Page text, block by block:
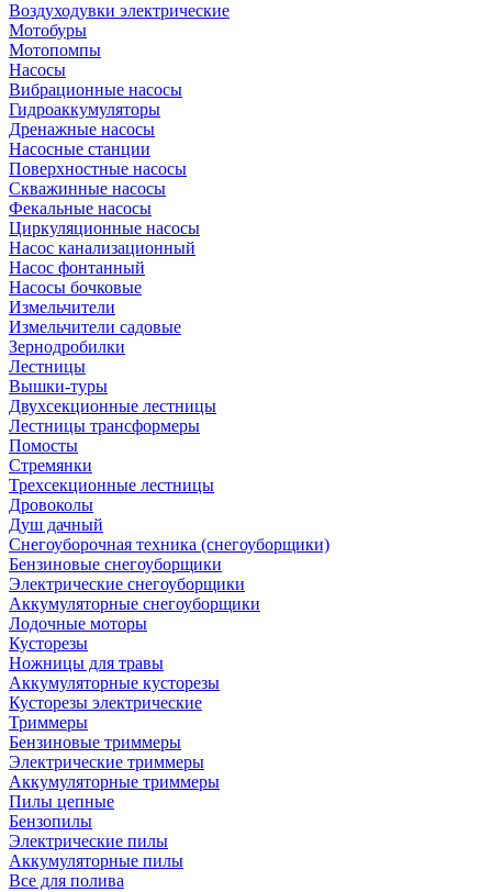
Воздуходувки электрические
Мотобуры
Мотопомпы
Насосы
Вибрационные насосы
Гидроаккумуляторы
Дренажные насосы
Насосные станции
Поверхностные насосы
Скважинные насосы
Фекальные насосы
Циркуляционные насосы
Насос канализационный
Насос фонтанный
Насосы бочковые
Измельчители
Измельчители садовые
Зернодробилки
Лестницы
Вышки-туры
Двухсекционные лестницы
Лестницы трансформеры
Помосты
Стремянки
Трехсекционные лестницы
Дровоколы
Душ дачный
Снегоуборочная техника (снегоуборщики)
Бензиновые снегоуборщики
Электрические снегоуборщики
Аккумуляторные снегоуборщики
Лодочные моторы
Кусторезы
Ножницы для травы
Аккумуляторные кусторезы
Кусторезы электрические
Триммеры
Бензиновые триммеры
Электрические триммеры
Аккумуляторные триммеры
Пилы цепные
Бензопилы
Электрические пилы
Аккумуляторные пилы
Все для полива